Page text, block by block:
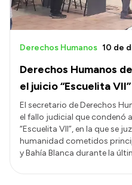
Derechos Humanos
el juicio “Escuelita VII”
Derechos Humanos 10 de
El secretario de Derechos
el fallo judicial que condenó
“Escuelita VII”, en la que se
humanidad cometidos
y Bahía Blanca durante la